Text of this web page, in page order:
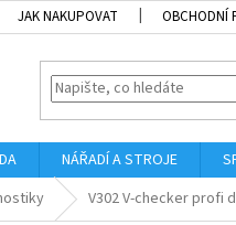
JAK NAKUPOVAT OBCHODNÍ
NÁŘADÍ A STROJE
V302 V-checker profi